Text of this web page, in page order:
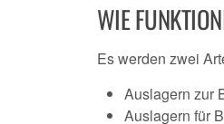
WIE
Es werden zwei
Auslagern zur
Auslagern für